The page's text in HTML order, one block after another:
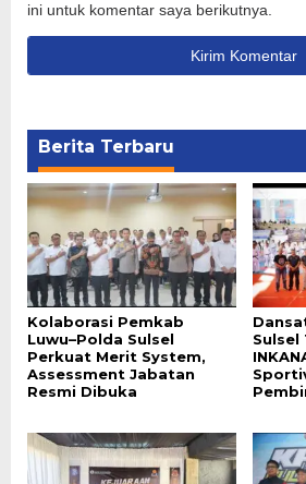
ini untuk komentar saya berikutnya.
Berita Terbaru
Kolaborasi Pemkab
Luwu–Polda Sulsel
Perkuat Merit System,
Assessment Jabatan
Resmi Dibuka
Sulsel